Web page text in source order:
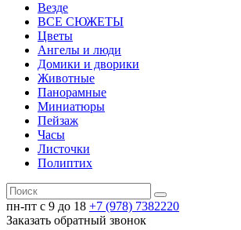
Везде
ВСЕ СЮЖЕТЫ
Цветы
Ангелы и люди
Домики и дворики
Животные
Панорамные
Миниатюры
Пейзаж
Часы
Листочки
Полиптих
пн-пт c 9 до 18 +7 (978) 7382220
Заказать обратный звонок